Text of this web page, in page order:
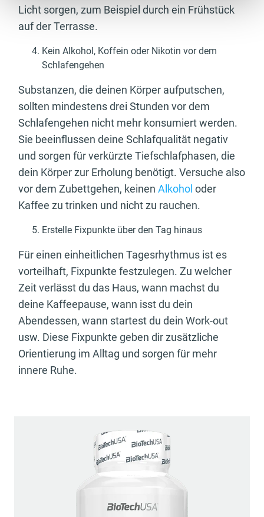
Licht sorgen, zum Beispiel durch ein Frühstück
auf der Terrasse.
Kein Alkohol, Koffein oder Nikotin vor dem
Schlafengehen
Substanzen, die deinen Körper aufputschen,
sollten mindestens drei Stunden vor dem
Schlafengehen nicht mehr konsumiert werden.
Sie beeinflussen deine Schlafqualität negativ
und sorgen für verkürzte Tiefschlafphasen, die
dein Körper zur Erholung benötigt. Versuche also
vor dem Zubettgehen, keinen Alkohol oder
Kaffee zu trinken und nicht zu rauchen.
Erstelle Fixpunkte über den Tag hinaus
Für einen einheitlichen Tagesrhythmus ist es
vorteilhaft, Fixpunkte festzulegen. Zu welcher
Zeit verlässt du das Haus, wann machst du
deine Kaffeepause, wann isst du dein
Abendessen, wann startest du dein Work-out
usw. Diese Fixpunkte geben dir zusätzliche
Orientierung im Alltag und sorgen für mehr
innere Ruhe.